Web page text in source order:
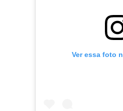
Ver essa foto